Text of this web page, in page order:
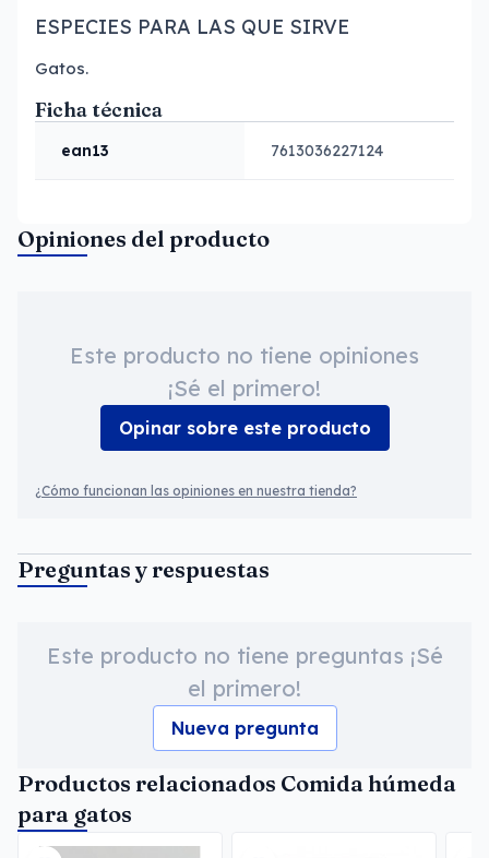
ESPECIES PARA LAS QUE SIRVE
Gatos.
Ficha técnica
ean13 7613036227124
Opiniones del producto
Este producto no tiene opiniones
¡Sé el primero!
Opinar sobre este producto
¿Cómo funcionan las opiniones en nuestra tienda?
Preguntas y respuestas
Este producto no tiene preguntas ¡Sé
el primero!
Nueva pregunta
Productos relacionados Comida húmeda
para gatos